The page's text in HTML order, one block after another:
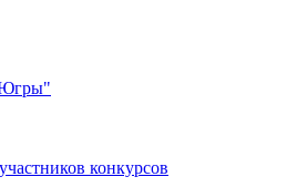
Югры"
конкурсов